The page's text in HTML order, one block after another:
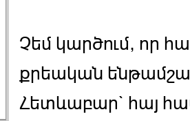
Չեմ կարծում, որ
քրեական
Հետևաբար` հայ